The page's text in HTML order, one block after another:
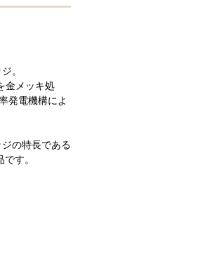
。
金メッキ処
発電機構によ
の特長である
す。